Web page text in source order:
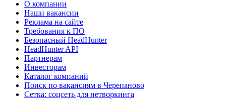
О компании
Наши вакансии
Реклама на сайте
Требования к ПО
Безопасный HeadHunter
HeadHunter API
Партнерам
Инвесторам
Каталог компаний
Поиск по вакансиям в Черепаново
Сетка: соцсеть для нетворкинга